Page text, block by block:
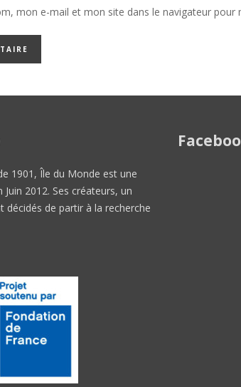
mon e-mail et mon site dans le navigateur pour
1901, Île du Monde est une
2012. Ses créateurs, un
décidés de partir à la recherche